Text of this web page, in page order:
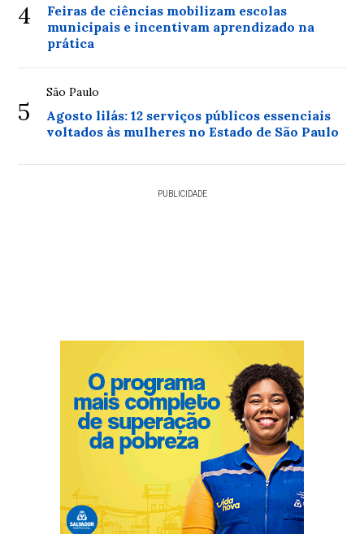
4
Feiras de ciências mobilizam escolas
municipais e incentivam aprendizado na
prática
5
São Paulo
Agosto lilás: 12 serviços públicos essenciais
voltados às mulheres no Estado de São Paulo
PUBLICIDADE